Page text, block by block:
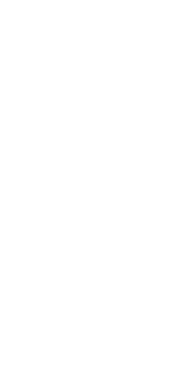
podía
Justino fundó
enseñaba
conocer
por el
revelado
y fuente para
rectitud. El
doctrina le
a
se le
dioses